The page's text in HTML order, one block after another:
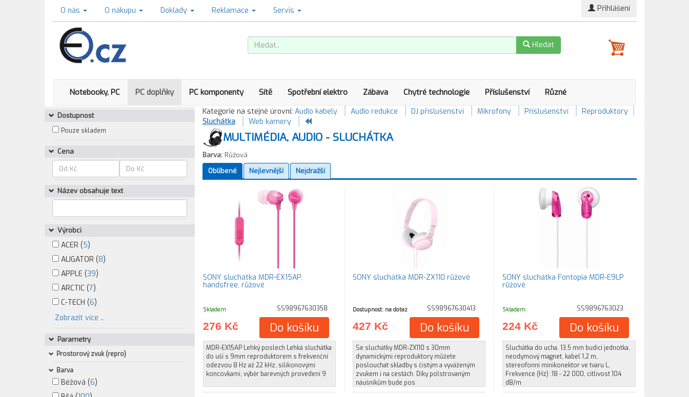
O nás O nákupu Doklady Reklamace Servis Přihlášení
Hledat
Notebooky, PC PC doplňky PC komponenty Sítě Spotřební elektro Zábava Chytré technologie Příslušenství Různé
Dostupnost
Pouze skladem
Cena
Název obsahuje text
Výrobci
ACER (5)
ALIGATOR (8)
APPLE (39)
ARCTIC (7)
C-TECH (6)
Zobrazit více ..
Parametry
Prostorový zvuk (repro)
Barva
Béžová (6)
Kategorie na stejné úrovni: Audio kabely Audio redukce DJ příslušenství Mikrofony Příslušenství
Reproduktory
Sluchátka
Web kamery
MULTIMÉDIA, AUDIO - SLUCHÁTKA
Barva:Růžová
Oblíbené
Nejlevnější Nejdražší
SONY sluchátka MDR-EX15AP,
handsfree, růžové
Skladem SS98967630358
276 Kč Do košíku
MDR-EX15AP Lehký poslech Lehká sluchátka
do uší s 9mm reproduktorem s frekvenční
odezvou 8 Hz až 22 kHz, silikonovými
koncovkami, výběr barevných provedení 9
SONY sluchátka MDR-ZX110 růžové
Dostupnost: na dotaz SS98967630413
427 Kč Do košíku
Se sluchátky MDR-ZX110 s 30mm
dynamickými reproduktory můžete
poslouchat skladby s čistým a vyváženým
zvukem i na cestách. Díky polstrovaným
náušníkům bude pos
SONY sluchátka Fontopia MDR-E9LP
růžové
Skladem SS9896763023
224 Kč Do košíku
Sluchátka do ucha, 13,5 mm budicí jednotka,
neodymový magnet, kabel 1,2 m,
stereofonní minikonektor ve tvaru L,
Frekvence (Hz) :18 - 22 000, citlivost 104
dB/m